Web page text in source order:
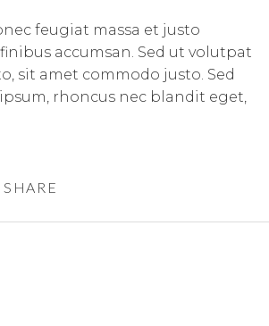
feugiat massa et justo
accumsan. Sed ut volutpat
sit amet commodo justo. Sed
rhoncus nec blandit eget,
SHARE